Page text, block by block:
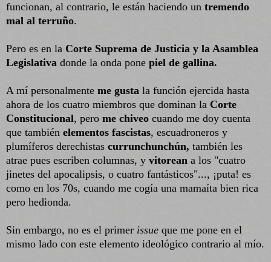
funcionan, al contrario, le están haciendo un tremendo
mal al terruño.
Pero es en la Corte Suprema de Justicia y la Asamblea
Legislativa donde la onda pone piel de gallina.
A mí personalmente me gusta la función ejercida hasta
ahora de los cuatro miembros que dominan la Corte
Constitucional, pero me chiveo cuando me doy cuenta
que también elementos fascistas, escuadroneros y
plumíferos derechistas currunchunchún, también les
atrae pues escriben columnas, y vitorean a los "cuatro
jinetes del apocalipsis, o cuatro fantásticos"..., ¡puta! es
como en los 70s, cuando me cogía una mamaíta bien rica
pero hedionda.
Sin embargo, no es el primer issue que me pone en el
mismo lado con este elemento ideológico contrario al mío.